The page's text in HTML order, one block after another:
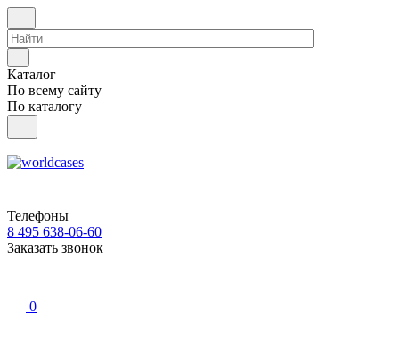
Каталог
По всему сайту
По каталогу
Телефоны
8 495 638-06-60
Заказать звонок
0